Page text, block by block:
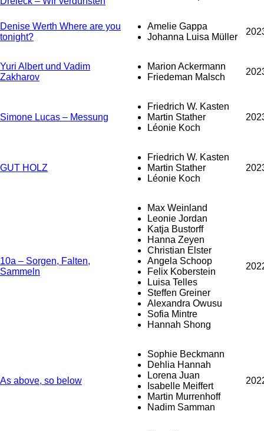
Denise Werth Where are you
tonight?
Amelie Gappa
Johanna Luisa Müller
Yuri Albert und Vadim
Zakharov
Marion Ackermann
Friedeman Malsch
Simone Lucas – Messung
Friedrich W. Kasten
Martin Stather
Léonie Koch
GUT HOLZ
Friedrich W. Kasten
Martin Stather
Léonie Koch
10a – Sorgen, Falten,
Sammeln
Max Weinland
Leonie Jordan
Katja Bustorff
Hanna Zeyen
Christian Elster
Angela Schoop
Felix Koberstein
Luisa Telles
Steffen Greiner
Alexandra Owusu
Sofia Mintre
Hannah Shong
As above, so below
Sophie Beckmann
Dehlia Hannah
Lorena Juan
Isabelle Meiffert
Martin Murrenhoff
Nadim Samman